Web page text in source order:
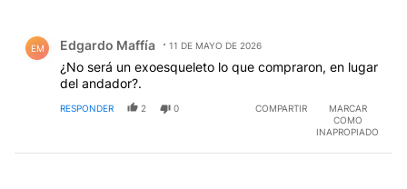
EM Edgardo Maffía 11 DE MAYO DE 2026
¿No será un exoesqueleto lo que compraron, en lugar
del andador?.
RESPONDER 2 0 COMPARTIR
MARCAR
COMO
INAPROPIADO